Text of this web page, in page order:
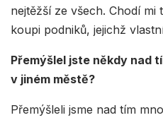
nejtěžší ze všech. Chodí mi
koupi podniků, jejichž
Přemýšlel jste někdy nad
v jiném městě?
Přemýšleli jsme nad tím